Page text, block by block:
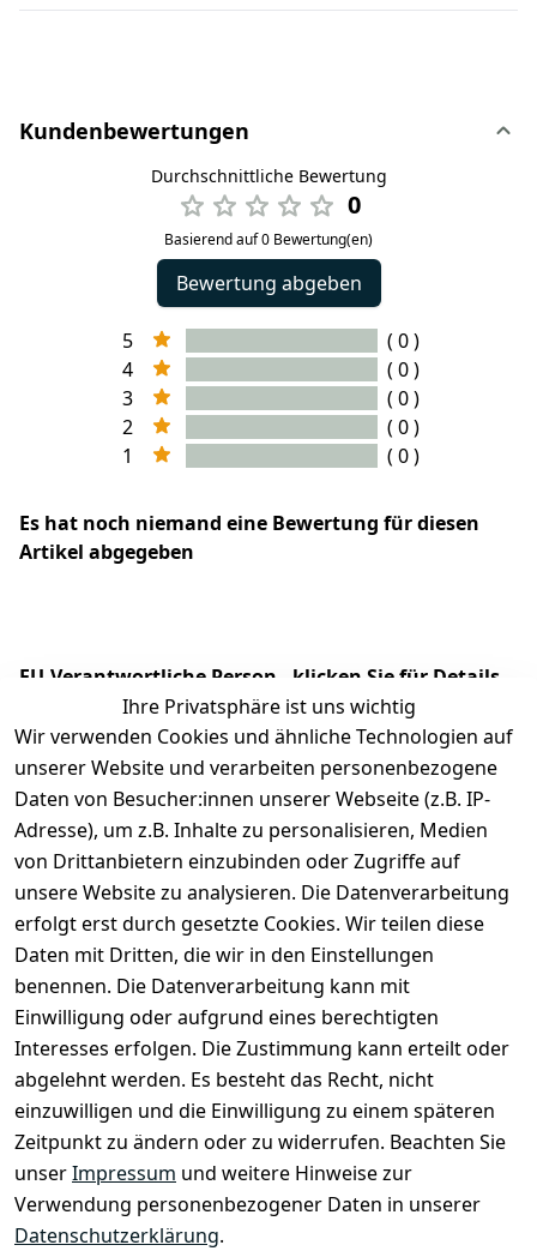
Kundenbewertungen
Durchschnittliche Bewertung
0
Basierend auf 0 Bewertung(en)
Bewertung abgeben
5
( 0 )
4
( 0 )
3
( 0 )
2
( 0 )
1
( 0 )
Es hat noch niemand eine Bewertung für diesen
Artikel abgegeben
EU-Verantwortliche Person - klicken Sie für Details
Ihre Privatsphäre ist uns wichtig
Wir verwenden Cookies und ähnliche Technologien auf
unserer Website und verarbeiten personenbezogene
Daten von Besucher:innen unserer Webseite (z.B. IP-
Adresse), um z.B. Inhalte zu personalisieren, Medien
von Drittanbietern einzubinden oder Zugriffe auf
unsere Website zu analysieren. Die Datenverarbeitung
erfolgt erst durch gesetzte Cookies. Wir teilen diese
Daten mit Dritten, die wir in den Einstellungen
benennen. Die Datenverarbeitung kann mit
Einwilligung oder aufgrund eines berechtigten
Interesses erfolgen. Die Zustimmung kann erteilt oder
abgelehnt werden. Es besteht das Recht, nicht
einzuwilligen und die Einwilligung zu einem späteren
Zeitpunkt zu ändern oder zu widerrufen. Beachten Sie
unserImpressum und weitere Hinweise zur
Verwendung personenbezogener Daten in unserer
Datenschutzerklärung.
Rechtliches
Impressum
Datenschutze
rklärung
Barrierefreihe
itserklärung
Widerrufsrec
ht
Services
Registrieren